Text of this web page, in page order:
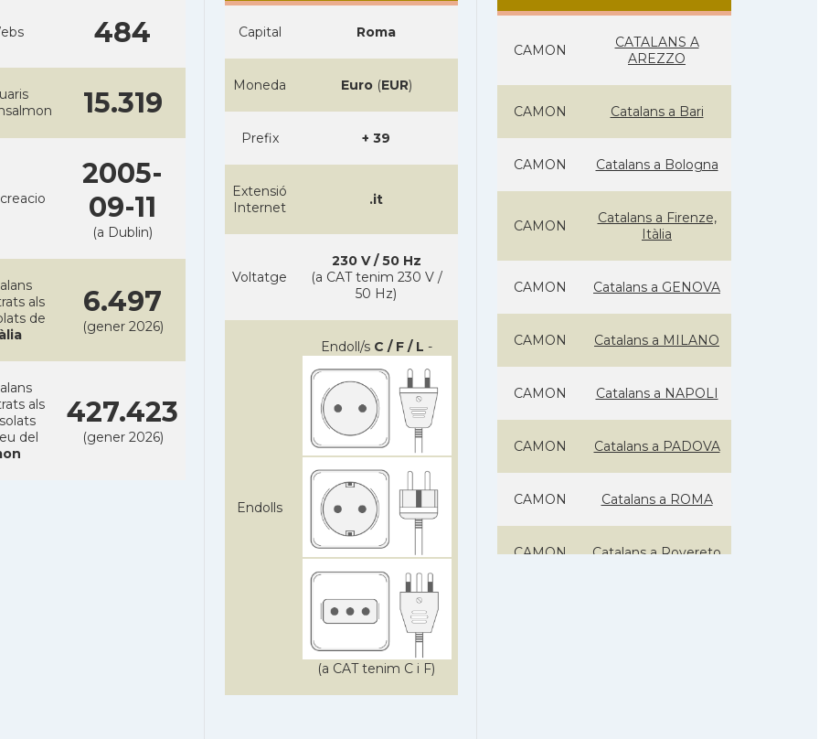
484
15.319
2005-
09-11
(a Dublin)
als
de
6.497
(gener 2026)
als
del
427.423
(gener 2026)
Capital Roma
Moneda Euro(EUR)
Prefix + 39
Extensió
Internet
.it
Voltatge
230 V / 50 Hz
(a CAT tenim 230 V /
50 Hz)
Endolls
Endoll/s C / F / L -
(a CAT tenim C i F)
CAMON
CATALANS A
AREZZO
CAMON Catalans a Bari
CAMON Catalans a Bologna
CAMON
Catalans a Firenze,
Itàlia
CAMON Catalans a GENOVA
CAMON Catalans a MILANO
CAMON Catalans a NAPOLI
CAMON Catalans a PADOVA
CAMON Catalans a ROMA
CAMON Catalans a Rovereto